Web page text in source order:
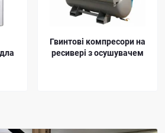
на
Аспіраційні установки